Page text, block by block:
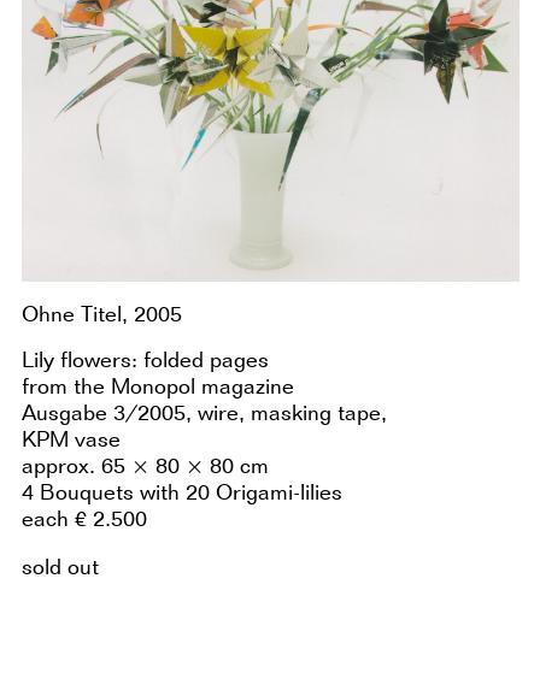
Ohne Titel, 2005
Lily flowers: folded pages
from the Monopol magazine
Ausgabe 3/2005, wire, masking tape,
KPM vase
approx. 65 × 80 × 80 cm
4 Bouquets with 20 Origami-lilies
each € 2.500
sold out